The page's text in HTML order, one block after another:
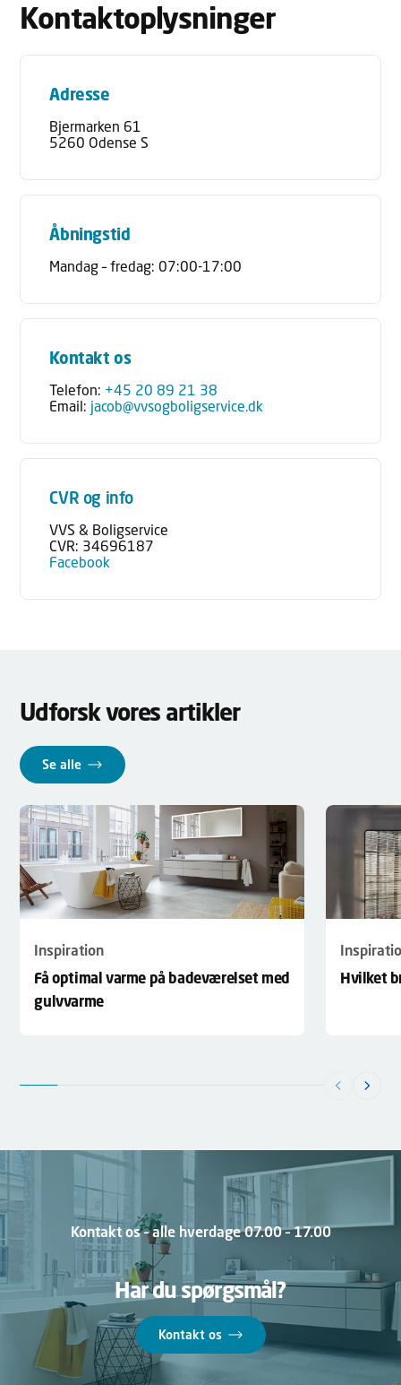
Kontaktoplysninger
Adresse
Bjermarken 61
5260 Odense S
Åbningstid
Mandag – fredag: 07:00-17:00
Kontakt os
Telefon: +45 20 89 21 38
Email: jacob@vvsogboligservice.dk
CVR og info
VVS & Boligservice
CVR: 34696187
Facebook
Udforsk vores artikler
Se alle
Inspiration
Få optimal varme på badeværelset med
gulvvarme
Hvilket
Kontakt os – alle hverdage 07.00 – 17.00
Har du spørgsmål?
Kontakt os